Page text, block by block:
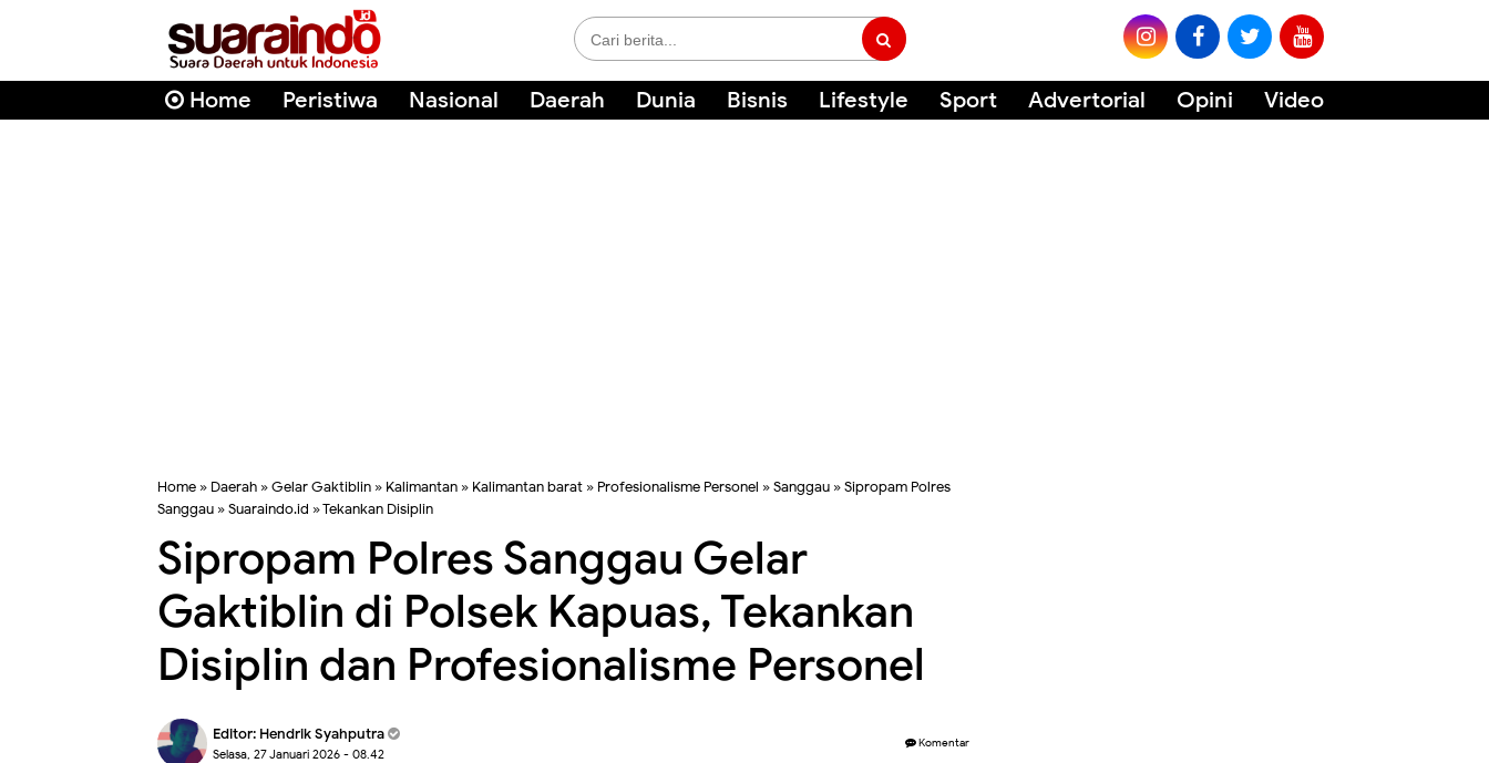
Home Peristiwa Nasional Daerah Dunia Bisnis Lifestyle Sport Advertorial Opini Video
Home » Daerah »Gelar Gaktiblin » Kalimantan » Kalimantan barat » Profesionalisme Personel »Sanggau »Sipropam Polres
Sanggau »Suaraindo.id »Tekankan Disiplin
Sipropam Polres Sanggau Gelar
Gaktiblin di Polsek Kapuas, Tekankan
Disiplin dan Profesionalisme Personel
Editor: Hendrik Syahputra
Selasa, 27 Januari 2026 - 08.42
Komentar